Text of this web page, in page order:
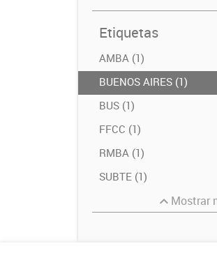
Etiquetas
AMBA (1)
BUENOS AIRES (1)
BUS (1)
FFCC (1)
RMBA (1)
SUBTE (1)
Mostrar